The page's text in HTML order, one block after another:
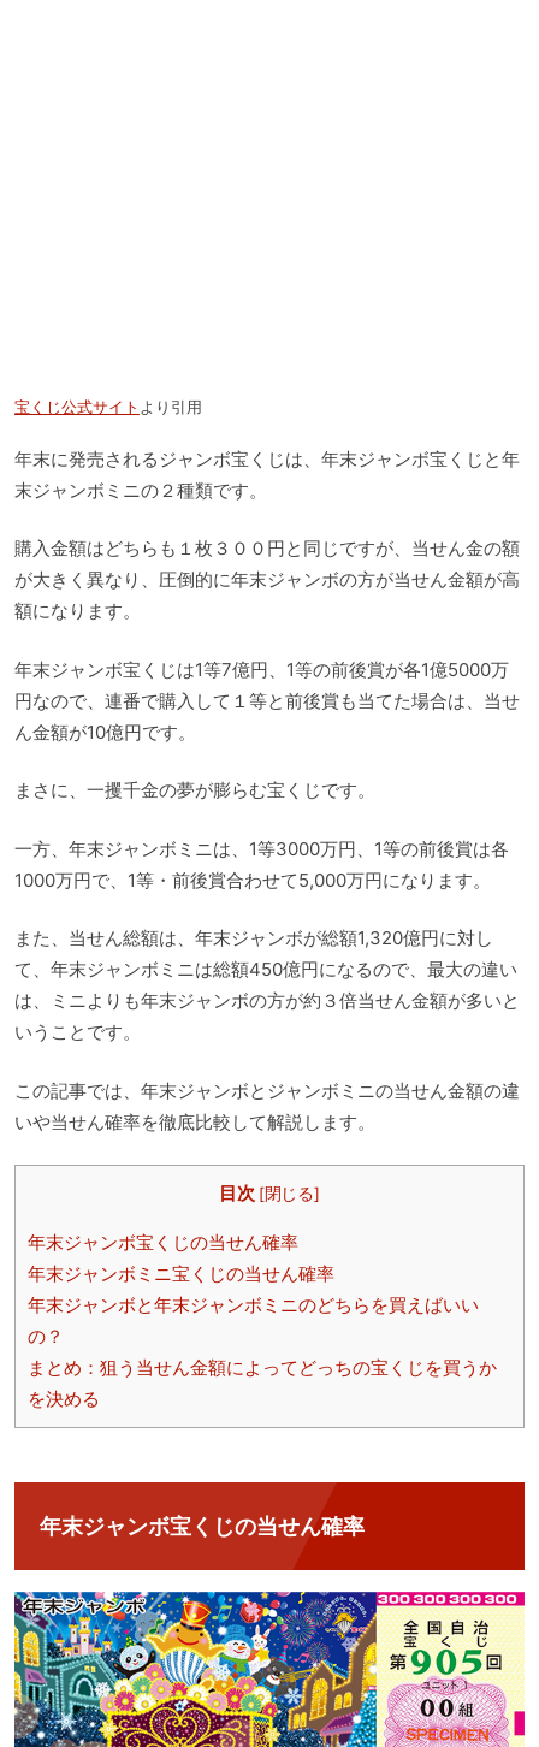
宝くじ公式サイト より引用
年末に発売されるジャンボ宝くじは、年末ジャンボ宝くじと年
末ジャンボミニの２種類です。
購入金額はどちらも１枚３００円と同じですが、当せん金の額
が大きく異なり、圧倒的に年末ジャンボの方が当せん金額が高
額になります。
年末ジャンボ宝くじは1等7億円、1等の前後賞が各1億5000万
円なので、連番で購入して１等と前後賞も当てた場合は、当せ
ん金額が10億円です。
まさに、一攫千金の夢が膨らむ宝くじです。
一方、年末ジャンボミニは、1等3000万円、1等の前後賞は各
1000万円で、1等・前後賞合わせて5,000万円になります。
また、当せん総額は、年末ジャンボが総額1,320億円に対し
て、年末ジャンボミニは総額450億円になるので、最大の違い
は、ミニよりも年末ジャンボの方が約３倍当せん金額が多いと
いうことです。
この記事では、年末ジャンボとジャンボミニの当せん金額の違
いや当せん確率を徹底比較して解説します。
目次 [閉じる]
年末ジャンボ宝くじの当せん確率
年末ジャンボミニ宝くじの当せん確率
年末ジャンボと年末ジャンボミニのどちらを買えばいい
の？
まとめ：狙う当せん金額によってどっちの宝くじを買うか
を決める
年末ジャンボ宝くじの当せん確率